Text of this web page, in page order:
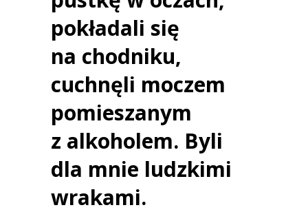
pokładali się
na chodniku,
cuchnęli moczem
pomieszanym
z alkoholem. Byli
dla mnie ludzkimi
wrakami.